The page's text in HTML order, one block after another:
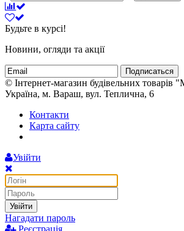
Будьте в курсі!
Новини, огляди та акції
Подписаться
© Інтернет-магазин будівельних товарів
Україна, м. Вараш, вул. Теплична, 6
Контакти
Карта сайту
Увійти
Увійти
Нагадати пароль
Реєстрація